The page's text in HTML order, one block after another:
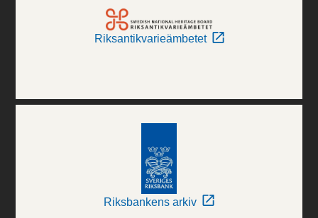
Riksantikvarieämbetet
Riksbankens arkiv